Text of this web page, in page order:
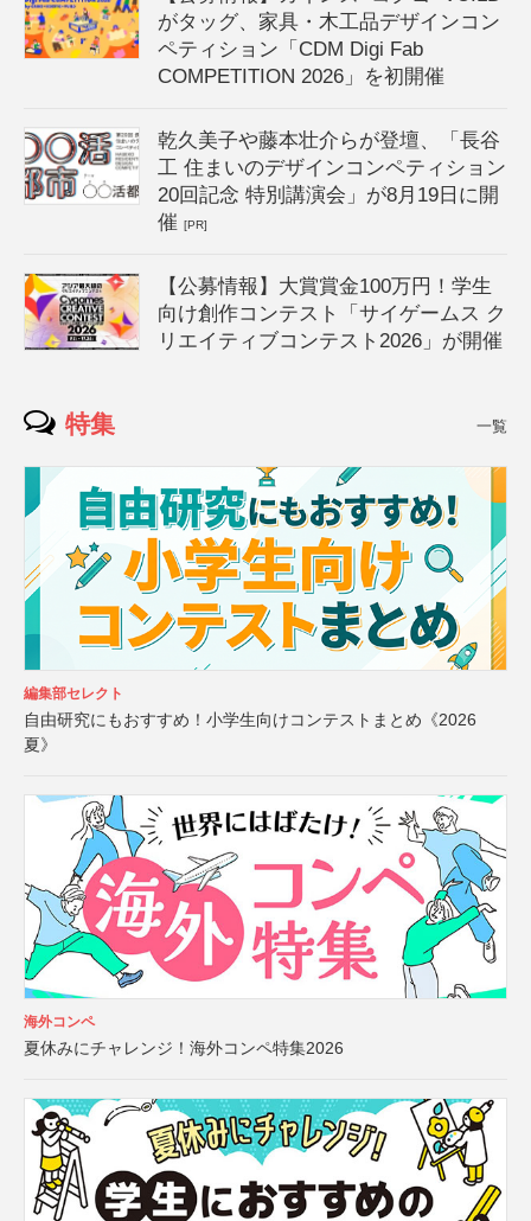
がタッグ、家具・木工品デザインコン
ペティション「CDM Digi Fab
COMPETITION 2026」を初開催
乾久美子や藤本壮介らが登壇、「長谷
工 住まいのデザインコンペティション
20回記念 特別講演会」が8月19日に開
催[PR]
【公募情報】大賞賞金100万円！学生
向け創作コンテスト「サイゲームス ク
リエイティブコンテスト2026」が開催
特集 一覧
編集部セレクト
自由研究にもおすすめ！小学生向けコンテストまとめ《2026
夏》
海外コンペ
夏休みにチャレンジ！海外コンペ特集2026